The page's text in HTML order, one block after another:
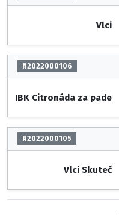
Vlci
#2022000106
IBK Citronáda za pade
#2022000105
Vlci Skuteč